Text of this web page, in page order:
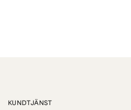
KUNDTJÄNST